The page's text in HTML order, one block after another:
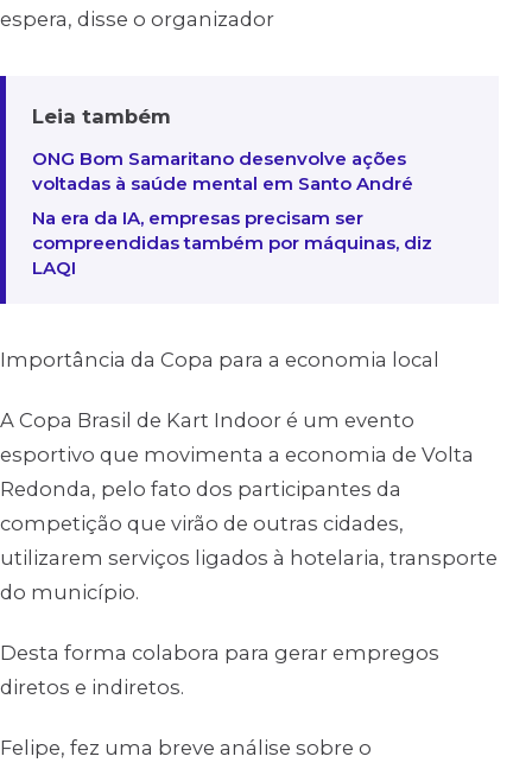
espera, disse o organizador
Leia também
ONG Bom Samaritano desenvolve ações
voltadas à saúde mental em Santo André
Na era da IA, empresas precisam ser
compreendidas também por máquinas, diz
LAQI
Importância da Copa para a economia local
A Copa Brasil de Kart Indoor é um evento
esportivo que movimenta a economia de Volta
Redonda, pelo fato dos participantes da
competição que virão de outras cidades,
utilizarem serviços ligados à hotelaria, transporte
do município.
Desta forma colabora para gerar empregos
diretos e indiretos.
Felipe, fez uma breve análise sobre o